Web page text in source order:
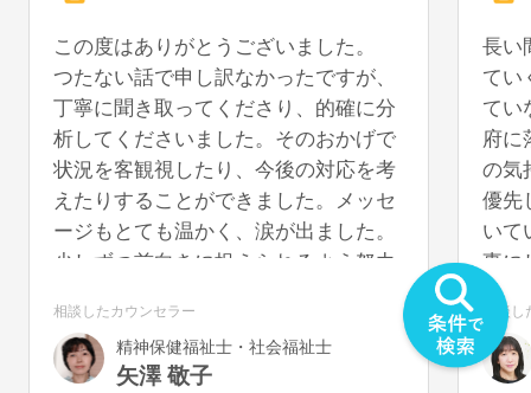
この度はありがとうございました。
つたない話で申し訳なかったですが、
丁寧に聞き取ってくださり、的確に分
析してくださいました。そのおかげで
状況を客観視したり、今後の対応を考
えたりすることができました。メッセ
ージもとても温かく、涙が出ました。
少しずつ前向きに捉えられるよう努力
あれば、再度お話を聞いていただける
と幸いです。
相談したカウンセラー
精神保健福祉士・社会福祉士
矢澤 敬子
長い
てい
てい
府に
の気
優先
いて
事に
う
を切
気が
う
相談